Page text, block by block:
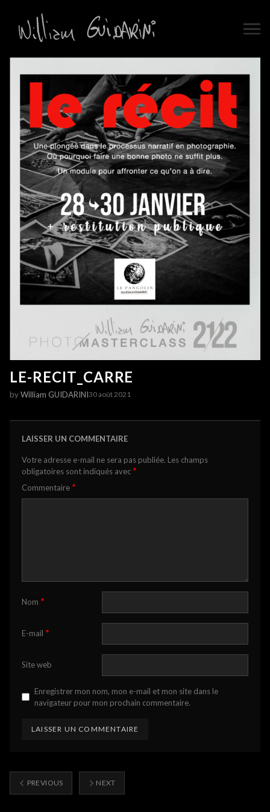
LE-RECIT_CARRE
byWilliam GUIDARINI30 août 2021
LAISSER UN COMMENTAIRE
Votre adresse e-mail ne sera pas publiée. Les champs
obligatoires sont indiqués avec *
Commentaire *
Nom *
E-mail *
Site web
Enregistrer mon nom, mon e-mail et mon site dans le
navigateur pour mon prochain commentaire.
PREVIOUS NEXT